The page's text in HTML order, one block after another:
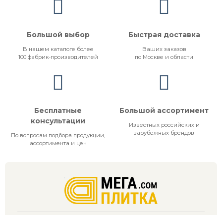
Большой выбор
В нашем каталоге более
100 фабрик-производителей
Быстрая доставка
Ваших заказов
по Москве и области
Бесплатные
консультации
По вопросам подбора продукции,
ассортимента и цен
Большой ассортимент
Известных российских и
зарубежных брендов